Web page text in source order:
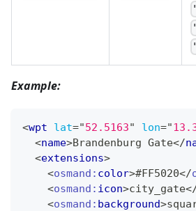
Example:
<wpt lat="52.5163" lon="
<name>Brandenburg Gate</
<extensions>
<osmand: color>#FF5020</
<osmand: icon>city_gate
<osmand: background>